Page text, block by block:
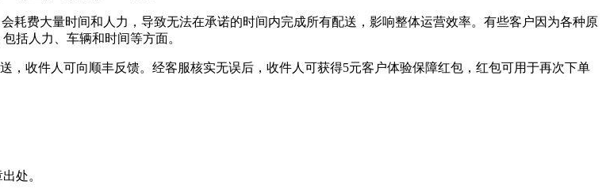
耗费大量时间和人力，导致无法在承诺的时间内完成所有配送，影响整体运营效率。有些客户因为各种原
括人力、车辆和时间等方面。
，收件人可向顺丰反馈。经客服核实无误后，收件人可获得5元客户体验保障红包，红包可用于再次下单
处。